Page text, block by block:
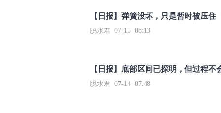
【日报】弹簧没坏，只是暂时被压住
脱水君 07-15 08:13
【日报】底部区间已探明，但过程不
脱水君 07-14 07:48